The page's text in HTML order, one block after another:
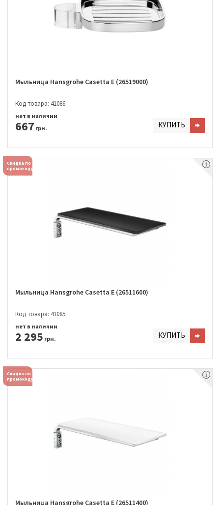
Мыльница Hansgrohe Casetta E (26519000)
Код товара: 41086
667 грн.
нет в наличии
КУПИТЬ
Скидка по
промокоду
Мыльница Hansgrohe Casetta E (26511600)
Код товара: 41085
2 295 грн.
нет в наличии
КУПИТЬ
Скидка по
промокоду
Мыльница Hansgrohe Casetta E (26511400)